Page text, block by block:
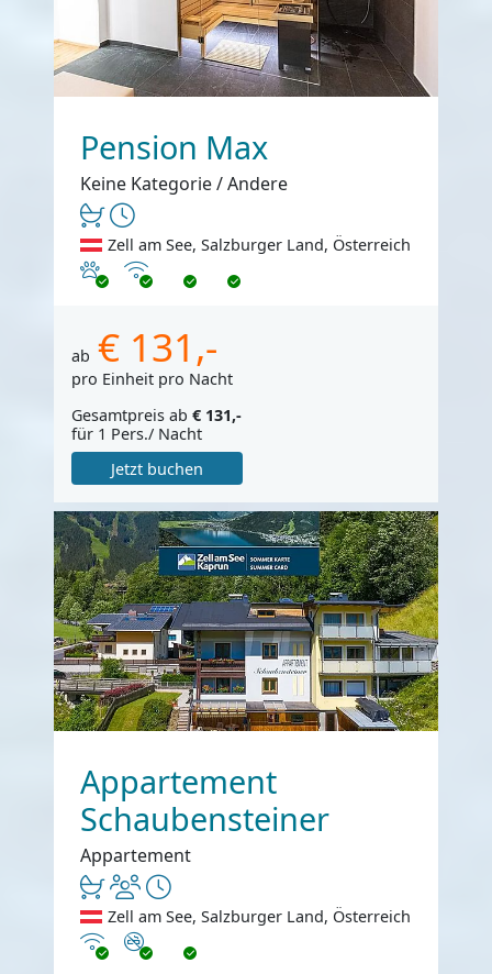
Pension Max
Keine Kategorie / Andere
Zell am See, Salzburger Land, Österreich
Haustiere erlaubt
Internet
ab € 131,-
pro Einheit pro Nacht
Gesamtpreis ab € 131,-
für 1 Pers./ Nacht
Jetzt buchen
Appartement
Schaubensteiner
Appartement
Zell am See, Salzburger Land, Österreich
InternetNichtraucher